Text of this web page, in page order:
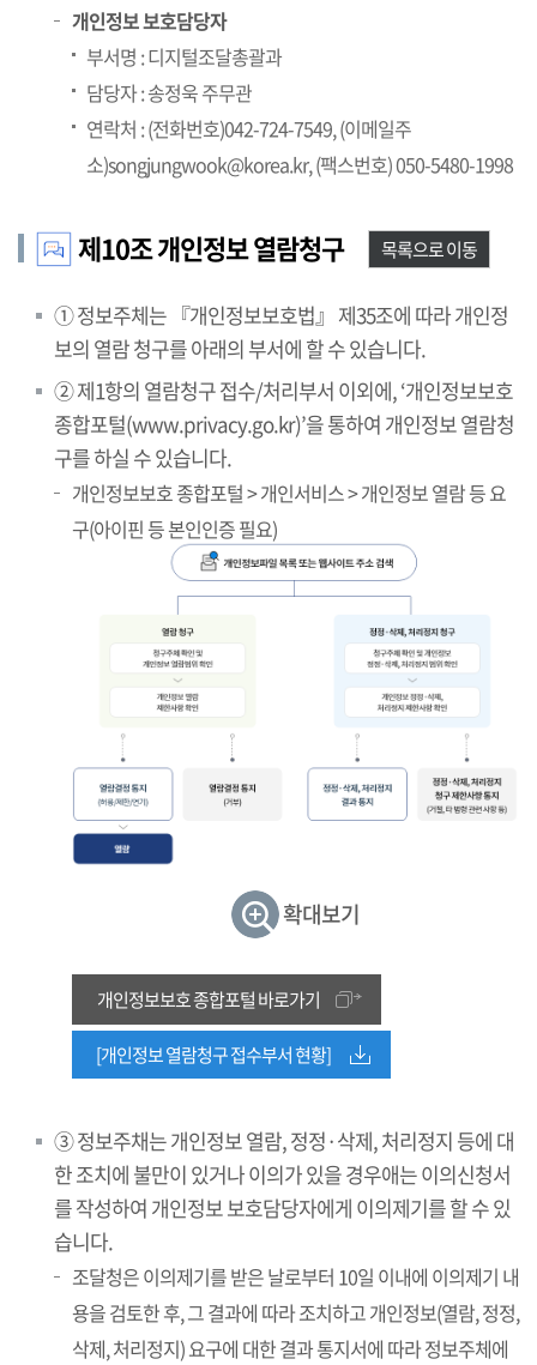
개인정보 보호담당자
부서명 : 디지털조달총괄과
담당자 : 송정욱 주무관
연락처 : (전화번호)042-724-7549, (이메일주
소)songjungwook@korea.kr, (팩스번호) 050-5480-1998
제10조 개인정보 열람청구 목록으로 이동
① 정보주체는 『개인정보보호법』 제35조에 따라 개인정
보의 열람 청구를 아래의 부서에 할 수 있습니다.
② 제1항의 열람청구 접수/처리부서 이외에, ‘개인정보보호
종합포털(www.privacy.go.kr)’을 통하여 개인정보 열람청
구를 하실 수 있습니다.
개인정보보호 종합포털 > 개인서비스 > 개인정보 열람 등 요
구(아이핀 등 본인인증 필요)
확대보기
개인정보보호 종합포털 바로가기
[개인정보 열람청구 접수부서 현황]
③ 정보주채는 개인정보 열람, 정정·삭제, 처리정지 등에 대
한 조치에 불만이 있거나 이의가 있을 경우애는 이의신청서
를 작성하여 개인정보 보호담당자에게 이의제기를 할 수 있
습니다.
조달청은 이의제기를 받은 날로부터 10일 이내에 이의제기 내
용을 검토한 후, 그 결과에 따라 조치하고 개인정보(열람, 정정,
삭제, 처리정지) 요구에 대한 결과 통지서에 따라 정보주체에